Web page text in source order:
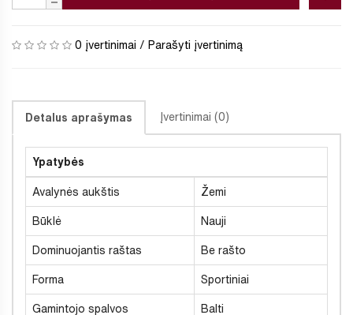
0 įvertinimai / Parašyti įvertinimą
Detalus aprašymas Įvertinimai (0)
Ypatybės
Avalynės aukštis Žemi
Būklė Nauji
Dominuojantis raštas Be rašto
Forma Sportiniai
Gamintojo spalvos Balti